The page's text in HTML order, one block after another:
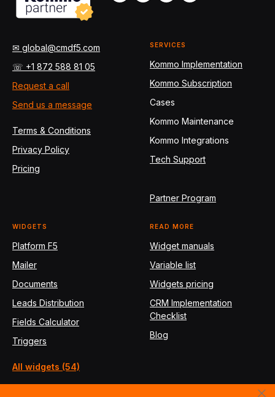
✉ global@cmdf5.com
☏ +1 872 588 81 05
Request a call
Send us a message
Terms & Conditions
Privacy Policy
Pricing
SERVICES
Kommo Implementation
Kommo Subscription
Cases
Kommo Maintenance
Kommo Integrations
Tech Support
Partner Program
WIDGETS
Platform F5
Mailer
Documents
Leads Distribution
Fields Calculator
Triggers
All widgets (54)
READ MORE
Widget manuals
Variable list
Widgets pricing
CRM Implementation
Checklist
Blog